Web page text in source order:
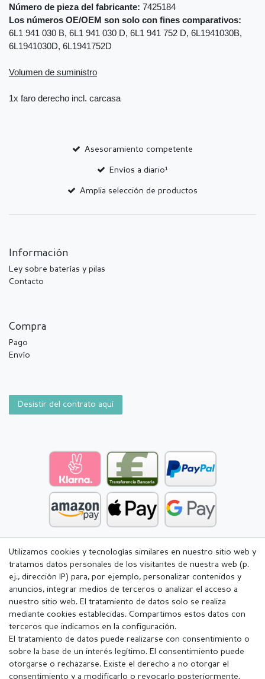
Número de pieza del fabricante: 7425184
Los números OE/OEM son solo con fines comparativos:
6L1 941 030 B, 6L1 941 030 D, 6L1 941 752 D, 6L1941030B,
6L1941030D, 6L1941752D
Volumen de suministro
1x faro derecho incl. carcasa
Asesoramiento competente
Envíos a diario¹
Amplia selección de productos
Información
Ley sobre baterías y pilas
Contacto
Compra
Pago
Envío
Desistir del contrato aquí
Utilizamos cookies y tecnologías similares en nuestro sitio web y
tratamos datos personales de los visitantes de nuestra web (p.
ej., dirección IP) para, por ejemplo, personalizar contenidos y
anuncios, integrar medios de terceros o analizar el acceso a
nuestro sitio web. El tratamiento de datos solo se realiza
mediante cookies establecidas. Compartimos estos datos con
terceros que indicamos en la configuración.
El tratamiento de datos puede realizarse con consentimiento o
sobre la base de un interés legítimo. El consentimiento puede
otorgarse o rechazarse. Existe el derecho a no otorgar el
consentimiento y a modificarlo o revocarlo posteriormente.